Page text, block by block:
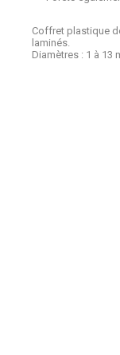
Coffret plastique
laminés.
Diamètres : 1 à 13